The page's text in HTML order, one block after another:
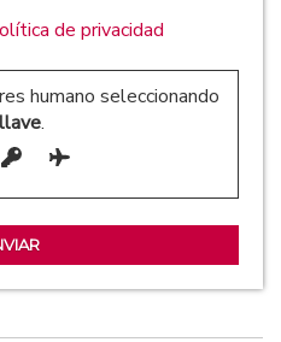
de privacidad
humano seleccionando
llave.